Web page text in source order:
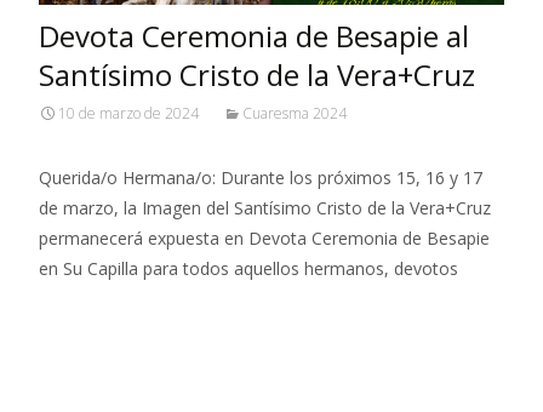
Devota Ceremonia de Besapie al
Santísimo Cristo de la Vera+Cruz
10 de marzo de 2024 Cuaresma 2024
Querida/o Hermana/o: Durante los próximos 15, 16 y 17
de marzo, la Imagen del Santísimo Cristo de la Vera+Cruz
permanecerá expuesta en Devota Ceremonia de Besapie
en Su Capilla para todos aquellos hermanos, devotos